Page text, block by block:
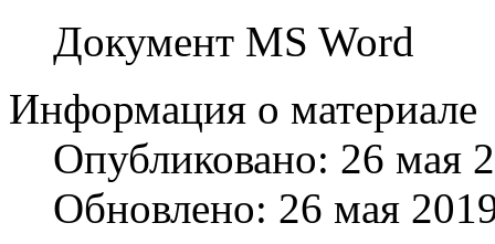
Документ MS Word
Информация о материале
Опубликовано: 26 мая
Обновлено: 26 мая